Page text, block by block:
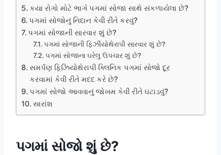
કયા રોગો મોટે ભાગે પગમાં સોજા સાથે સંકળાયેલા છે?
પગમાં સોજોનું નિદાન કેવી રીતે કરવું?
પગમાં સોજાની સારવાર શું છે?
પગમાં સોજાની ફિઝીયોથેરાપી સારવાર શું છે?
પગમાં સોજાના ઘરેલુ ઉપચાર શું છે?
સમર્પણ ફિઝિયોથેરાપી ક્લિનિક પગમાં સોજો દૂર
કરવામાં કેવી રીતે મદદ કરે છે?
પગમાં સોજો આવવાનું જોખમ કેવી રીતે ઘટાડવું?
સારાંશ
પગમાં સોજો શું છે?